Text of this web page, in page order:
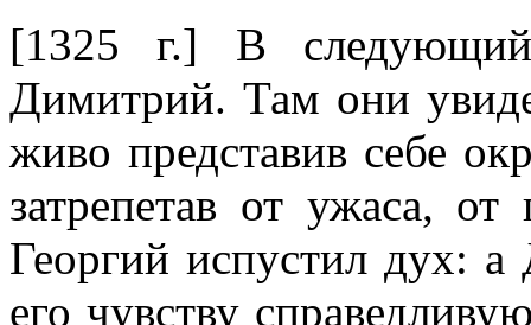
[1325 г.] В
Димитрий. Там они
живо представив себе
затрепетав от ужаса,
Георгий испустил дух:
его чувству